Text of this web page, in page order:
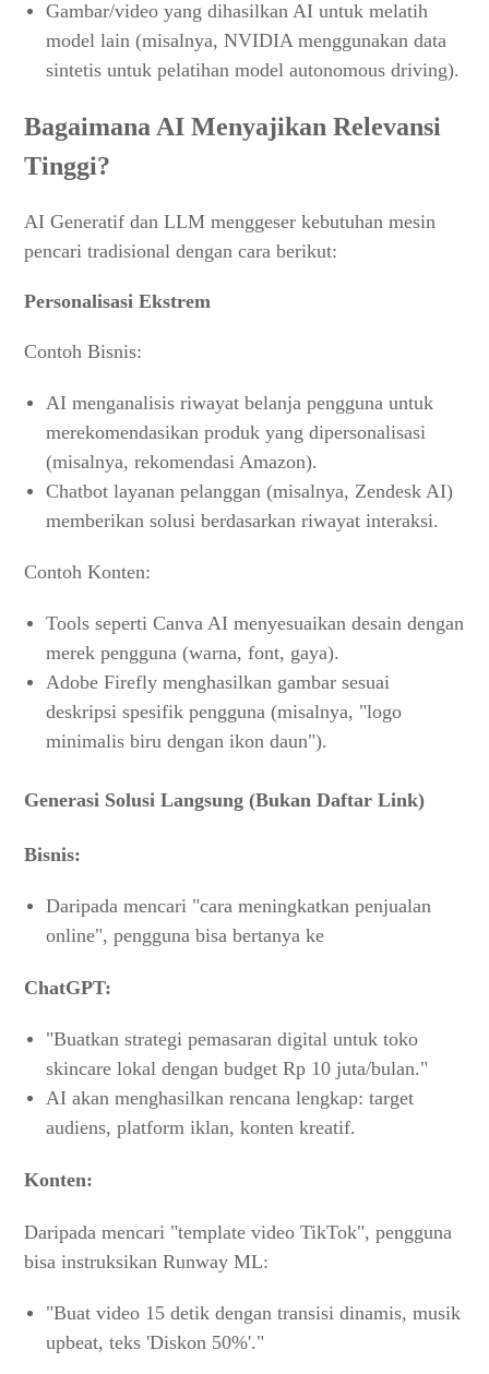
Gambar/video yang dihasilkan AI untuk melatih
model lain (misalnya, NVIDIA menggunakan data
sintetis untuk pelatihan model autonomous driving).
Bagaimana AI Menyajikan Relevansi
Tinggi?
AI Generatif dan LLM menggeser kebutuhan mesin
pencari tradisional dengan cara berikut:
Personalisasi Ekstrem
Contoh Bisnis:
AI menganalisis riwayat belanja pengguna untuk
merekomendasikan produk yang dipersonalisasi
(misalnya, rekomendasi Amazon).
Chatbot layanan pelanggan (misalnya, Zendesk AI)
memberikan solusi berdasarkan riwayat interaksi.
Contoh Konten:
Tools seperti Canva AI menyesuaikan desain dengan
merek pengguna (warna, font, gaya).
Adobe Firefly menghasilkan gambar sesuai
deskripsi spesifik pengguna (misalnya, "logo
minimalis biru dengan ikon daun").
Generasi Solusi Langsung (Bukan Daftar Link)
Bisnis:
Daripada mencari "cara meningkatkan penjualan
online", pengguna bisa bertanya ke
ChatGPT:
"Buatkan strategi pemasaran digital untuk toko
skincare lokal dengan budget Rp 10 juta/bulan."
AI akan menghasilkan rencana lengkap: target
audiens, platform iklan, konten kreatif.
Konten:
Daripada mencari "template video TikTok", pengguna
bisa instruksikan Runway ML:
"Buat video 15 detik dengan transisi dinamis, musik
upbeat, teks 'Diskon 50%'."